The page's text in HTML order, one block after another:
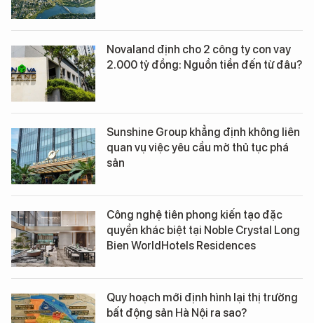
Novaland định cho 2 công ty con vay
2.000 tỷ đồng: Nguồn tiền đến từ đâu?
Sunshine Group khẳng định không liên
quan vụ việc yêu cầu mở thủ tục phá
sản
Công nghệ tiên phong kiến tạo đặc
quyền khác biệt tại Noble Crystal Long
Bien WorldHotels Residences
Quy hoạch mới định hình lại thị trường
bất động sản Hà Nội ra sao?